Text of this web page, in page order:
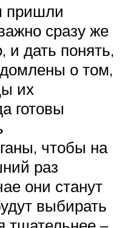
пришли
сразу же
и дать понять,
о том,
их
готовы
чтобы на
раз
они станут
выбирать